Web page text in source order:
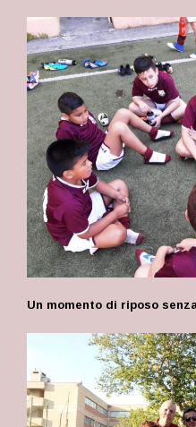
Un momento di riposo